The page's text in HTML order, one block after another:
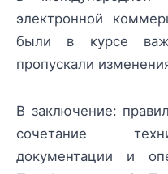
электронной
были в курсе
пропускали
В заключение:
сочетание
документации и